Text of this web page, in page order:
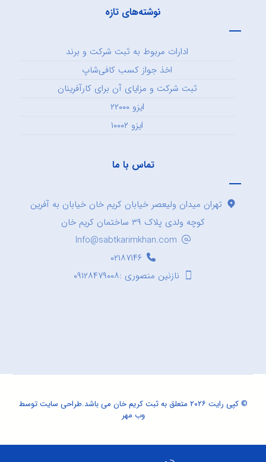
نوشته‌های تازه
ادارات مربوط به ثبت شرکت و برند
اخذ جواز کسب کافی‌شاپ
ثبت شرکت و مزایای آن برای کارآفرینان
ایزو ۲۲۰۰۰
ایزو ۱۰۰۰۲
تماس با ما
تهران میدان ولیعصر خیابان کریم خان خیابان به آفرین
کوچه ولدی پلاک ۳۹ ساختمان کریم خان
Info@sabtkarimkhan.com
۰۲۱۸۷۱۴۶
نازنین منصوری :۰۹۱۲۸۴۷۹۰۰۸
© کپی رایت ۲۰۲۶ متعلق به ثبت کریم خان می باشد. طراحی سایتتوسط
وب مهر